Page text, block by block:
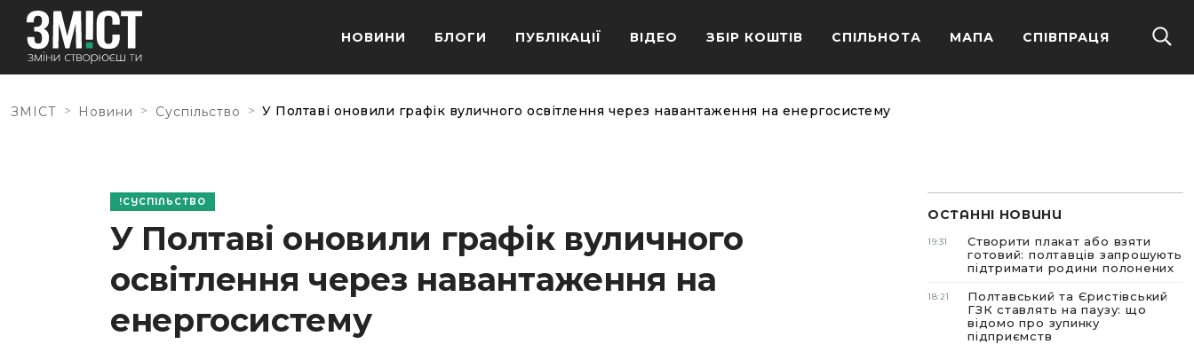
НОВИНИ БЛОГИ ПУБЛІКАЦІЇ ВІДЕО ЗБІР КОШТІВ СПІЛЬНОТА МАПА СПІВПРАЦЯ
ЗМІСТ > Новини > Суспільство > У Полтаві оновили графік вуличного освітлення через навантаження на енергосистему
СУСПІЛЬСТВО
У Полтаві оновили графік вуличного
освітлення через навантаження на
енергосистему
ОСТАННІ НОВИНИ
19:31
Створити плакат або взяти
готовий: полтавців запрошують
підтримати родини полонених
18:21
Полтавський та Єристівський
ГЗК ставлять на паузу: що
відомо про зупинку
підприємств